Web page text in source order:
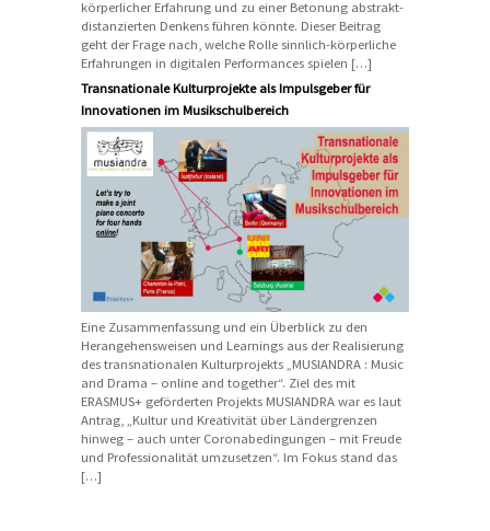
körperlicher Erfahrung und zu einer Betonung abstrakt-
distanzierten Denkens führen könnte. Dieser Beitrag
geht der Frage nach, welche Rolle sinnlich-körperliche
Erfahrungen in digitalen Performances spielen […]
Transnationale Kulturprojekte als Impulsgeber für
Innovationen im Musikschulbereich
Eine Zusammenfassung und ein Überblick zu den
Herangehensweisen und Learnings aus der Realisierung
des transnationalen Kulturprojekts „MUSIANDRA : Music
and Drama – online and together“. Ziel des mit
ERASMUS+ geförderten Projekts MUSIANDRA war es laut
Antrag, „Kultur und Kreativität über Ländergrenzen
hinweg – auch unter Coronabedingungen – mit Freude
und Professionalität umzusetzen“. Im Fokus stand das
[…]